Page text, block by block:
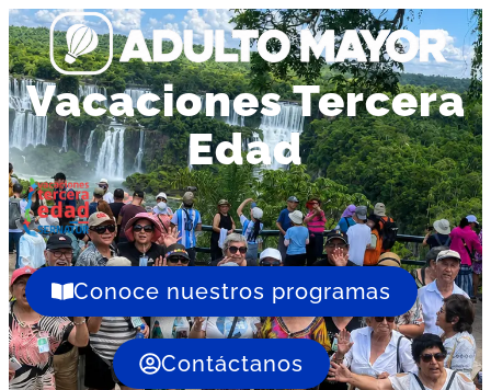
Vacaciones Tercera
Edad
Conoce nuestros programas
Contáctanos